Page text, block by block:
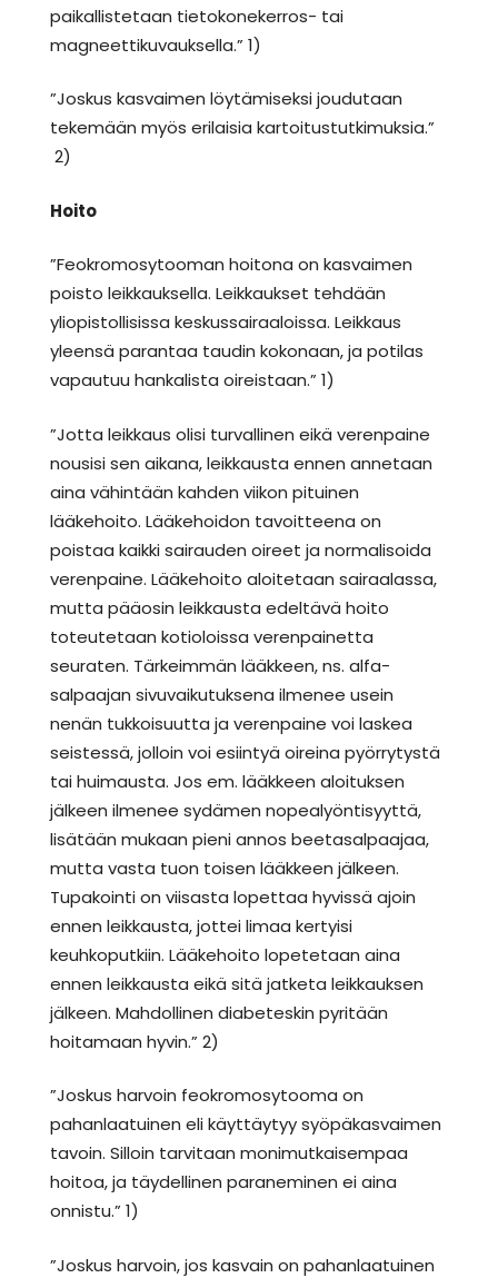
paikallistetaan tietokonekerros- tai
magneettikuvauksella.” 1)
”Joskus kasvaimen löytämiseksi joudutaan
tekemään myös erilaisia kartoitustutkimuksia.”
2)
Hoito
”Feokromosytooman hoitona on kasvaimen
poisto leikkauksella. Leikkaukset tehdään
yliopistollisissa keskussairaaloissa. Leikkaus
yleensä parantaa taudin kokonaan, ja potilas
vapautuu hankalista oireistaan.” 1)
”Jotta leikkaus olisi turvallinen eikä verenpaine
nousisi sen aikana, leikkausta ennen annetaan
aina vähintään kahden viikon pituinen
lääkehoito. Lääkehoidon tavoitteena on
poistaa kaikki sairauden oireet ja normalisoida
verenpaine. Lääkehoito aloitetaan sairaalassa,
mutta pääosin leikkausta edeltävä hoito
toteutetaan kotioloissa verenpainetta
seuraten. Tärkeimmän lääkkeen, ns. alfa-
salpaajan sivuvaikutuksena ilmenee usein
nenän tukkoisuutta ja verenpaine voi laskea
seistessä, jolloin voi esiintyä oireina pyörrytystä
tai huimausta. Jos em. lääkkeen aloituksen
jälkeen ilmenee sydämen nopealyöntisyyttä,
lisätään mukaan pieni annos beetasalpaajaa,
mutta vasta tuon toisen lääkkeen jälkeen.
Tupakointi on viisasta lopettaa hyvissä ajoin
ennen leikkausta, jottei limaa kertyisi
keuhkoputkiin. Lääkehoito lopetetaan aina
ennen leikkausta eikä sitä jatketa leikkauksen
jälkeen. Mahdollinen diabeteskin pyritään
hoitamaan hyvin.” 2)
”Joskus harvoin feokromosytooma on
pahanlaatuinen eli käyttäytyy syöpäkasvaimen
tavoin. Silloin tarvitaan monimutkaisempaa
hoitoa, ja täydellinen paraneminen ei aina
onnistu.” 1)
”Joskus harvoin, jos kasvain on pahanlaatuinen